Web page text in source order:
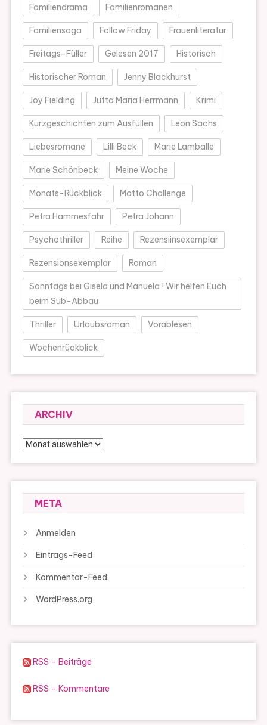
Familiendrama Familienromanen
Familiensaga Follow Friday Frauenliteratur
Freitags-Füller Gelesen 2017 Historisch
Historischer Roman Jenny Blackhurst
Joy Fielding Jutta Maria Herrmann Krimi
Kurzgeschichten zum Ausfüllen Leon Sachs
Liebesromane Lilli Beck Marie Lamballe
Marie Schönbeck Meine Woche
Monats-Rückblick Motto Challenge
Petra Hammesfahr Petra Johann
Psychothriller Reihe Rezensiinsexemplar
Rezensionsexemplar Roman
Sonntags bei Gisela und Manuela ! Wir helfen Euch
beim Sub-Abbau
Thriller Urlaubsroman Vorablesen
Wochenrückblick
ARCHIV
Archiv
META
Anmelden
Eintrags-Feed
Kommentar-Feed
WordPress.org
RSS – Beiträge
RSS – Kommentare